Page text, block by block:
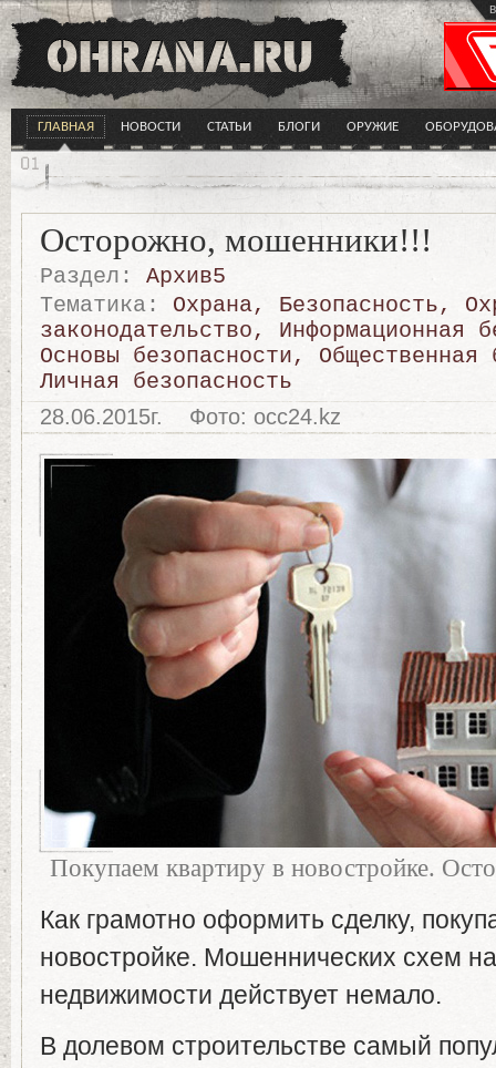
ГЛАВНАЯ НОВОСТИ СТАТЬИ БЛОГИ ОРУЖИЕ
Осторожно, мошенники!!!
Раздел:
Архив5
Тематика:
Охрана, Безопасность,
законодательство, Информационная
Основы безопасности, Общественная
Личная безопасность
28.06.2015г. Фото: occ24.kz
Покупаем квартиру в новостройке.
Как грамотно оформить сделку,
новостройке. Мошеннических схем
недвижимости действует немало.
В долевом строительстве самый